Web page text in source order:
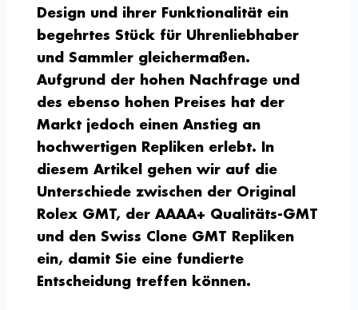
Design und ihrer Funktionalität ein
begehrtes Stück für Uhrenliebhaber
und Sammler gleichermaßen.
Aufgrund der hohen Nachfrage und
des ebenso hohen Preises hat der
Markt jedoch einen Anstieg an
hochwertigen Repliken erlebt. In
diesem Artikel gehen wir auf die
Unterschiede zwischen der Original
Rolex GMT, der AAAA+ Qualitäts-GMT
und den Swiss Clone GMT Repliken
ein, damit Sie eine fundierte
Entscheidung treffen können.